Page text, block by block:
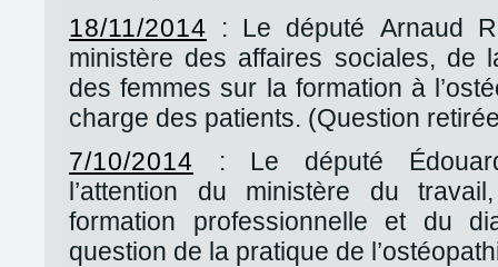
18/11/2014
: Le député Arnaud
ministère des affaires sociales, de
des femmes sur la formation à
charge des patients. (Question
7/10/2014
: Le député
l’attention du ministère du
formation professionnelle et du
question de la pratique de